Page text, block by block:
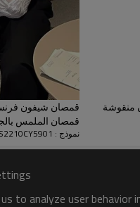
منقوشة
قمصان شيفون
قمصان الملمس
نموذج : CUS2210CY5901
to analyze user